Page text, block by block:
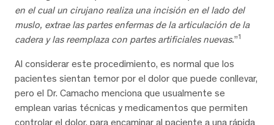
en el cual un cirujano realiza una incisión en el lado del
muslo, extrae las partes enfermas de la articulación de la
cadera y las reemplaza con partes artificiales nuevas.”1
Al considerar este procedimiento, es normal que los
pacientes sientan temor por el dolor que puede conllevar,
pero el Dr. Camacho menciona que usualmente se
emplean varias técnicas y medicamentos que permiten
controlar el dolor, para encaminar al paciente a una rápida